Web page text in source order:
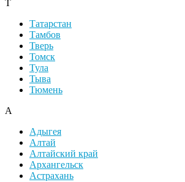
Т
Татарстан
Тамбов
Тверь
Томск
Тула
Тыва
Тюмень
А
Адыгея
Алтай
Алтайский край
Архангельск
Астрахань